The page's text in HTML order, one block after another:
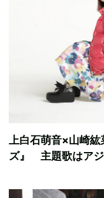
上白石萌音×山崎
ズ』 主題歌はア